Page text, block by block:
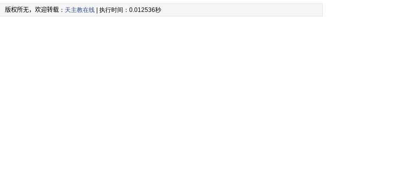
版权所无，欢迎转载： 天主教在线| 执行时间：0.012536秒